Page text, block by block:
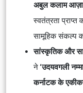
अबुल कलाम
स्वतंत्रता
सामूहिक संकल्प
सांस्कृतिक और
ने‘उदयवगली
कर्नाटक के